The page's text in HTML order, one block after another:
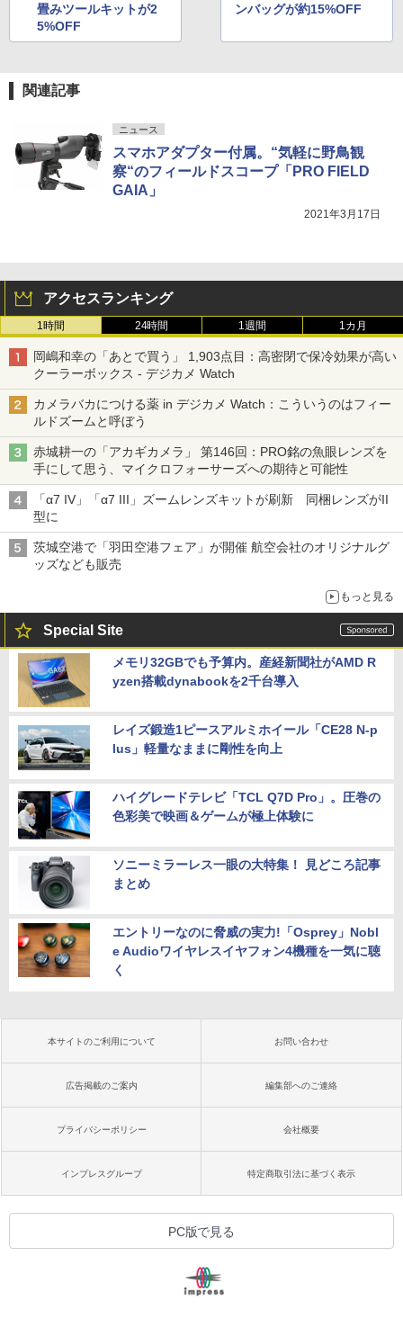
畳みツールキットが2
5%OFF
ンバッグが約15%OFF
関連記事
ニュース
スマホアダプター付属。“気軽に野鳥観
察“のフィールドスコープ「PRO FIELD
GAIA」
2021年3月17日
アクセスランキング
1時間 24時間 1週間 1カ月
岡嶋和幸の「あとで買う」 1,903点目：高密閉で保冷効果が高い
クーラーボックス - デジカメ Watch
カメラバカにつける薬 in デジカメ Watch：こういうのはフィー
ルドズームと呼ぼう
赤城耕一の「アカギカメラ」 第146回：PRO銘の魚眼レンズを
手にして思う、マイクロフォーサーズへの期待と可能性
「α7 IV」「α7 III」ズームレンズキットが刷新 同梱レンズがII
型に
茨城空港で「羽田空港フェア」が開催 航空会社のオリジナルグ
ッズなども販売
もっと見る
Special Site
メモリ32GBでも予算内。産経新聞社がAMD R
yzen搭載dynabookを2千台導入
レイズ鍛造1ピースアルミホイール「CE28 N-p
lus」軽量なままに剛性を向上
ハイグレードテレビ「TCL Q7D Pro」。圧巻の
色彩美で映画＆ゲームが極上体験に
ソニーミラーレス一眼の大特集！ 見どころ記事
まとめ
エントリーなのに脅威の実力!「Osprey」Nobl
e Audioワイヤレスイヤフォン4機種を一気に聴
く
本サイトのご利用について お問い合わせ
広告掲載のご案内 編集部へのご連絡
プライバシーポリシー 会社概要
インプレスグループ 特定商取引法に基づく表示
PC版で見る